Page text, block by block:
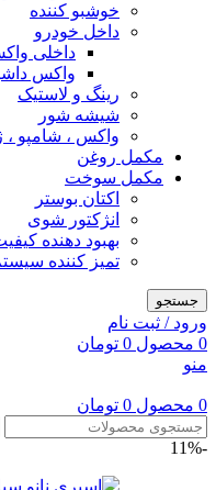
خوشبو کننده
داخل خودرو
داخلی
واکس
رینگ و لاستیک
شیشه شور
واکس ، شامپو
مکمل روغن
مکمل سوخت
اکتان بوستر
انژکتور شوی
بهبود دهنده
تمیز کننده
جستجو
ورود / ثبت نام
0 محصول 0 تومان
منو
0 محصول 0 تومان
-11%